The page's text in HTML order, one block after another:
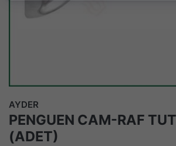
AYDER
PENGUEN CAM-RAF
(ADET)